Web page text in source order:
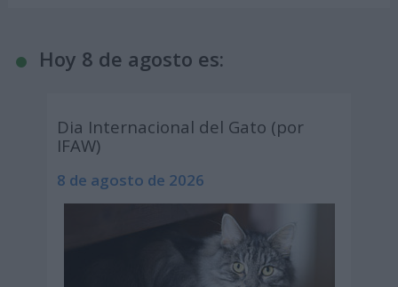
Hoy 8 de agosto es:
Dia Internacional del Gato (por
IFAW)
8 de agosto de 2026